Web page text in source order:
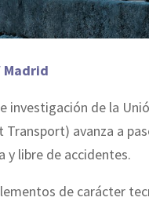
Madrid
investigación de la
avanza a
y libre de accidentes.
de carácter